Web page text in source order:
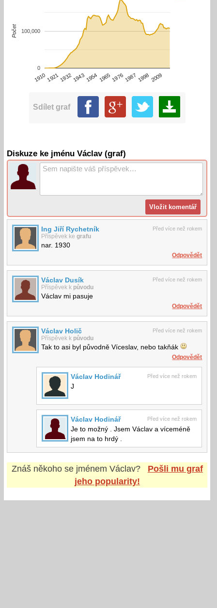
1910 1921193219431954 1965 1976 1987 19982009
0
100,000
Počet
Sdílet graf
Diskuze ke jménu Václav (graf)
Před více než rokem
Ing Jiří Rychetník
Příspěvek kegrafu
nar. 1930
Odpovědět
Před více než rokem
Václav Dusík
Příspěvek k původu
Václav mi pasuje
Odpovědět
Před více než rokem
Václav Holič
Příspěvek k původu
Tak to asi byl původně Víceslav, nebo takňák
Odpovědět
Před více než rokem
Václav Hodinář
J
Před více než rokem
Václav Hodinář
Je to možný . Jsem Václav a víceméně
jsem na to hrdý .
Znáš někoho se jménem Václav?
Pošli mu graf
jeho popularity!